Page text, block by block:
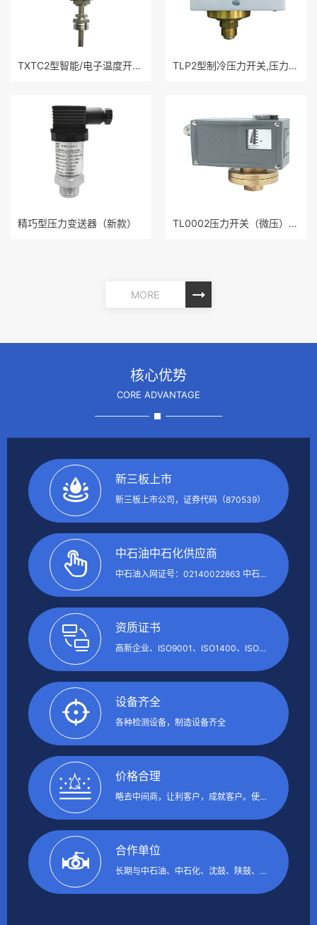
TXTC2型智能/电子温度开关/温度控制器 TLP2型制冷压力开关,压力控制器
精巧型压力变送器（新款） TL0002压力开关（微压）/压力控制
MORE
核心优势
CORE ADVANTAGE
新三板上市
新三板上市公司，证券代码（870539）
中石油中石化供应商
中石油入网证号：02140022863 中石化入网证号：42188230
资质证书
高新企业、ISO9001、ISO1400、ISO45001、SGS、SIL、CE、防爆等相关证书，专利证书30项
设备齐全
各种检测设备，制造设备齐全
价格合理
略去中间商，让利客户，成就客户。使您成本一省再省
合作单位
长期与中石油、中石化、沈鼓、陕鼓、杭齿等知名公司合作